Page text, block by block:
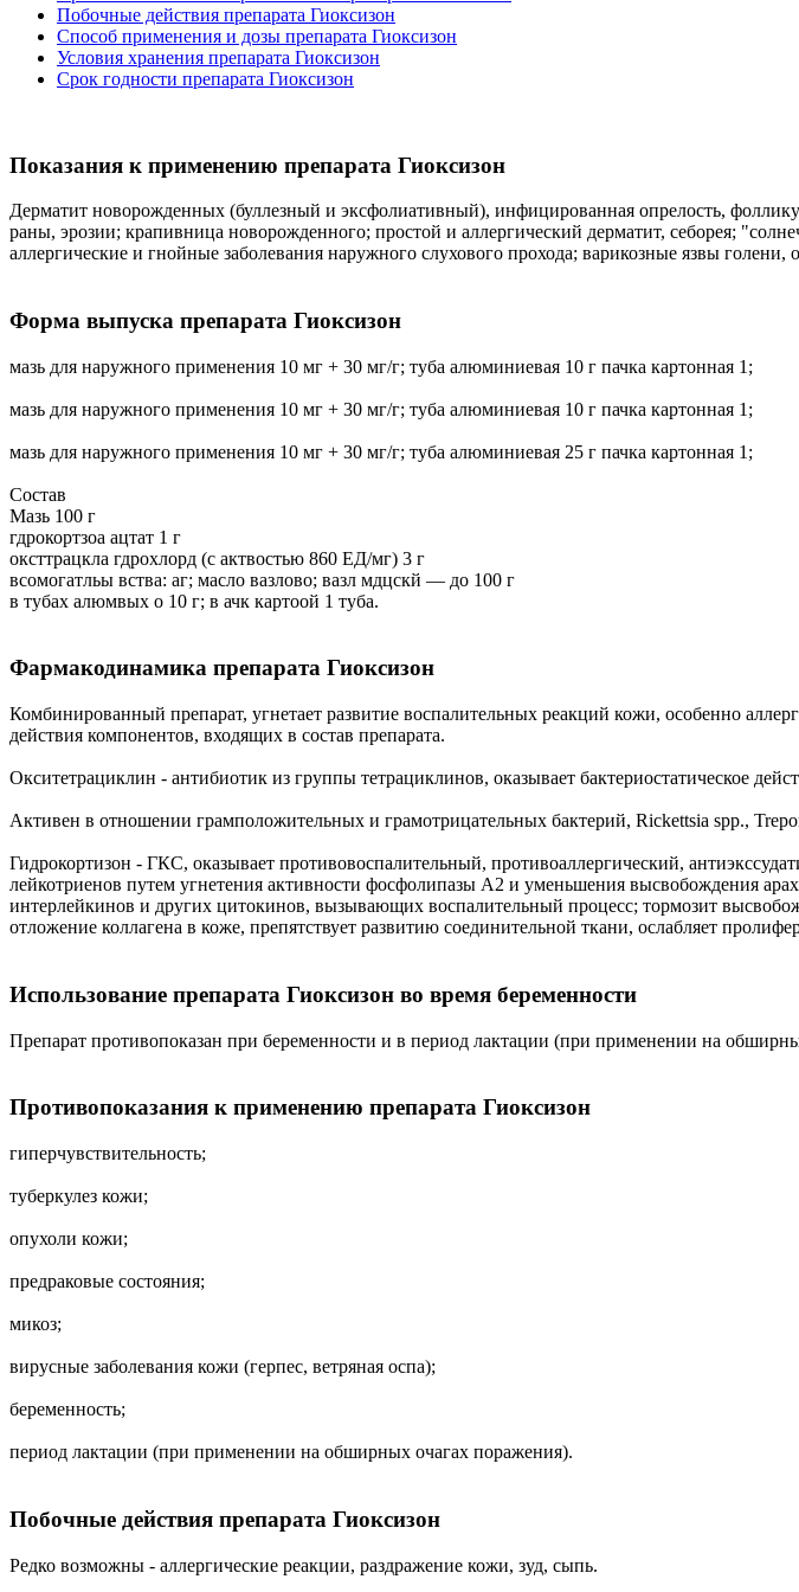
Побочные действия препарата Гиоксизон
Способ применения и дозы препарата Гиоксизон
Условия хранения препарата Гиоксизон
Срок годности препарата Гиоксизон
Показания к применению препарата Гиоксизон
Дерматит новорожденных (буллезный и эксфолиативный), инфицированная опрелость,
раны, эрозии; крапивница новорожденного; простой и аллергический дерматит, себорея;
аллергические и гнойные заболевания наружного слухового прохода; варикозные язвы
Форма выпуска препарата Гиоксизон
мазь для наружного применения 10 мг + 30 мг/г; туба алюминиевая 10 г пачка картонная 1;
мазь для наружного применения 10 мг + 30 мг/г; туба алюминиевая 10 г пачка картонная 1;
мазь для наружного применения 10 мг + 30 мг/г; туба алюминиевая 25 г пачка картонная 1;
Состав
Мазь 100 г
гдрокортзоа ацтат 1 г
оксттрацкла гдрохлорд (с актвостью 860 ЕД/мг) 3 г
всомогатльы вства: аг; масло вазлово; вазл мдцскй — до 100 г
в тубах алюмвых о 10 г; в ачк картоой 1 туба.
Фармакодинамика препарата Гиоксизон
Комбинированный препарат, угнетает развитие воспалительных реакций кожи, особенно
действия компонентов, входящих в состав препарата.
Окситетрациклин - антибиотик из группы тетрациклинов, оказывает бактериостатическое
Активен в отношении грамположительных и грамотрицательных бактерий, Rickettsia spp.,
Гидрокортизон - ГКС, оказывает противовоспалительный, противоаллергический,
лейкотриенов путем угнетения активности фосфолипазы А2 и уменьшения высвобождения
интерлейкинов и других цитокинов, вызывающих воспалительный процесс; тормозит
отложение коллагена в коже, препятствует развитию соединительной ткани, ослабляет
Использование препарата Гиоксизон во время беременности
Препарат противопоказан при беременности и в период лактации (при применении на
Противопоказания к применению препарата Гиоксизон
гиперчувствительность;
туберкулез кожи;
опухоли кожи;
предраковые состояния;
микоз;
вирусные заболевания кожи (герпес, ветряная оспа);
беременность;
период лактации (при применении на обширных очагах поражения).
Побочные действия препарата Гиоксизон
Редко возможны - аллергические реакции, раздражение кожи, зуд, сыпь.